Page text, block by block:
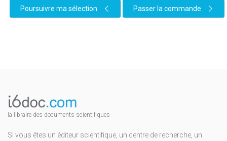
Poursuivre ma sélection Passer la commande
la libraire des documents scientifiques
Si vous êtes un éditeur scientifique, un centre de recherche, un